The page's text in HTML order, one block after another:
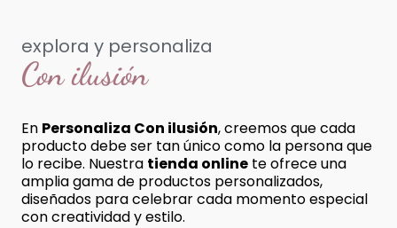
explora y personaliza
Con ilusión
En Personaliza Con ilusión, creemos que cada
producto debe ser tan único como la persona que
lo recibe. Nuestra tienda online te ofrece una
amplia gama de productos personalizados,
diseñados para celebrar cada momento especial
con creatividad y estilo.